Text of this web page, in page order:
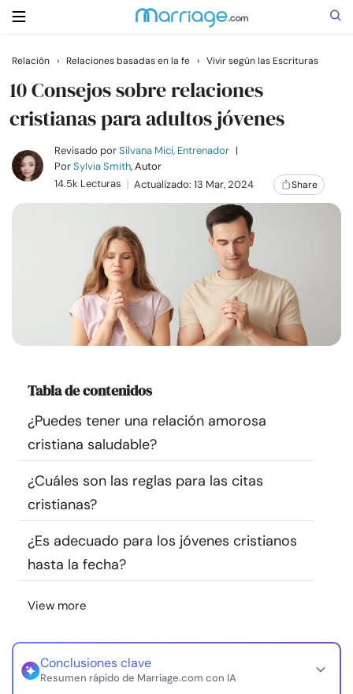
Buscar
Casarse
Relaciones
Comunidad
Encuentra un terapeuta
Idioma
Sobre nosotros Contáctanos
Relación › Relaciones basadas en la fe › Vivir según las Escrituras
10 Consejos sobre relaciones
cristianas para adultos jóvenes
Revisado porSilvana Mici, Entrenador |
PorSylvia Smith, Autor
14.5k Lecturas
Actualizado: 13 Mar, 2024 Share
Tabla de contenidos
¿Puedes tener una relación amorosa
cristiana saludable?
¿Cuáles son las reglas para las citas
cristianas?
¿Es adecuado para los jóvenes cristianos
hasta la fecha?
View more
Conclusiones clave
Resumen rápido de Marriage.com con IA